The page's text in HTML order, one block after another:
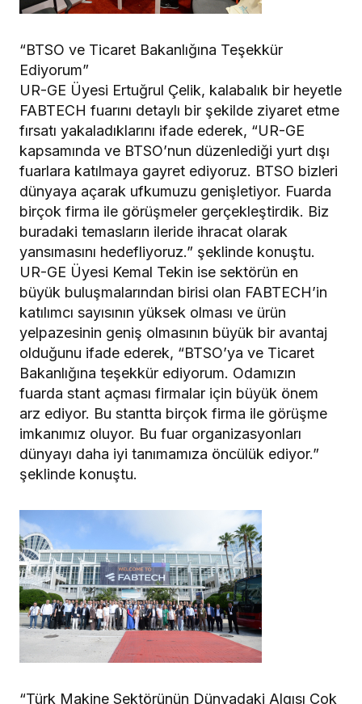
“BTSO ve Ticaret Bakanlığına Teşekkür
Ediyorum”
UR-GE Üyesi Ertuğrul Çelik, kalabalık bir heyetle
FABTECH fuarını detaylı bir şekilde ziyaret etme
fırsatı yakaladıklarını ifade ederek, “UR-GE
kapsamında ve BTSO’nun düzenlediği yurt dışı
fuarlara katılmaya gayret ediyoruz. BTSO bizleri
dünyaya açarak ufkumuzu genişletiyor. Fuarda
birçok firma ile görüşmeler gerçekleştirdik. Biz
buradaki temasların ileride ihracat olarak
yansımasını hedefliyoruz.” şeklinde konuştu.
UR-GE Üyesi Kemal Tekin ise sektörün en
büyük buluşmalarından birisi olan FABTECH’in
katılımcı sayısının yüksek olması ve ürün
yelpazesinin geniş olmasının büyük bir avantaj
olduğunu ifade ederek, “BTSO’ya ve Ticaret
Bakanlığına teşekkür ediyorum. Odamızın
fuarda stant açması firmalar için büyük önem
arz ediyor. Bu stantta birçok firma ile görüşme
imkanımız oluyor. Bu fuar organizasyonları
dünyayı daha iyi tanımamıza öncülük ediyor.”
şeklinde konuştu.
“Türk Makine Sektörünün Dünyadaki Algısı Çok